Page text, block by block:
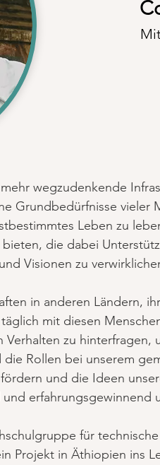
wegzudenkende
Grundbedürfnisse vieler
Leben zu
die dabei
Visionen zu
in anderen Ländern,
mit diesen
zu
Rollen bei unserem
und die Ideen
erfahrungsgewinnend
für
Projekt in Äthiopien ins